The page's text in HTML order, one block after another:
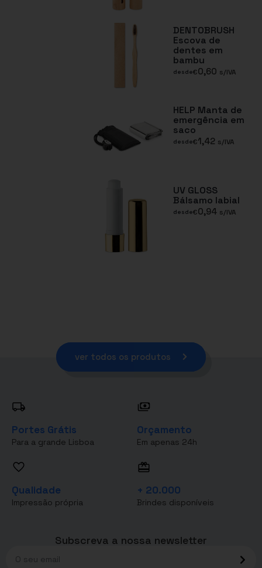
DENTOBRUSH
Escova de
dentes em
bambu
desde€0,60 s/IVA
HELP Manta de
emergência em
saco
desde€1,42 s/IVA
UV GLOSS
Bálsamo labial
desde€0,94 s/IVA
ver todos os produtos
Portes Grátis
Para a grande Lisboa
Orçamento
Em apenas 24h
Qualidade
Impressão própria
+ 20.000
Brindes disponíveis
Subscreva a nossa newsletter